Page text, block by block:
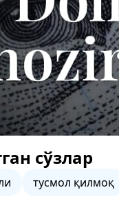
сўзлар
тусмол қилмоқ